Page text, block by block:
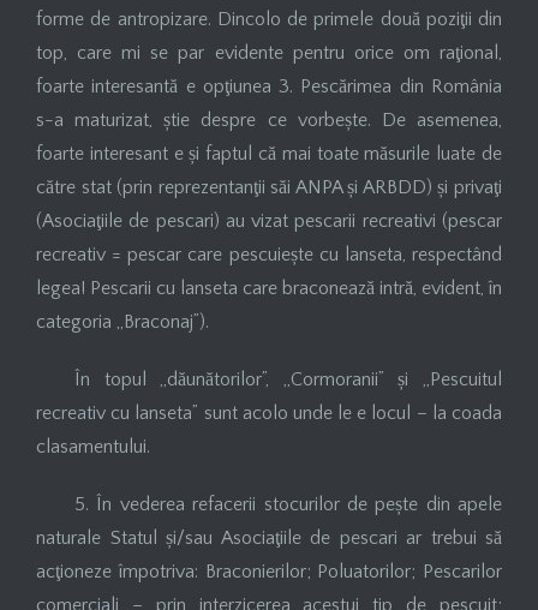
forme de antropizare. Dincolo de primele două poziţii din
top, care mi se par evidente pentru orice om raţional,
foarte interesantă e opţiunea 3. Pescărimea din România
s-a maturizat, știe despre ce vorbește. De asemenea,
foarte interesant e și faptul că mai toate măsurile luate de
către stat (prin reprezentanţii săi ANPA și ARBDD) și privaţi
(Asociaţiile de pescari) au vizat pescarii recreativi (pescar
recreativ = pescar care pescuiește cu lanseta, respectând
legea! Pescarii cu lanseta care braconează intră, evident, în
categoria „Braconaj”).
În topul „dăunătorilor”, „Cormoranii” și „Pescuitul
recreativ cu lanseta” sunt acolo unde le e locul – la coada
clasamentului.
5. În vederea refacerii stocurilor de pește din apele
naturale Statul și/sau Asociaţiile de pescari ar trebui să
acţioneze împotriva: Braconierilor; Poluatorilor; Pescarilor
comerciali – prin interzicerea acestui tip de pescuit;